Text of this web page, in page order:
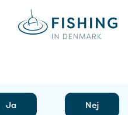
Ja Nej